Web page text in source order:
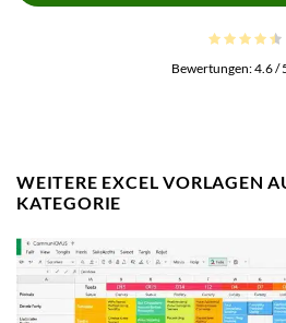
Bewertungen:4.6/
WEITERE EXCEL VORLAGEN
KATEGORIE